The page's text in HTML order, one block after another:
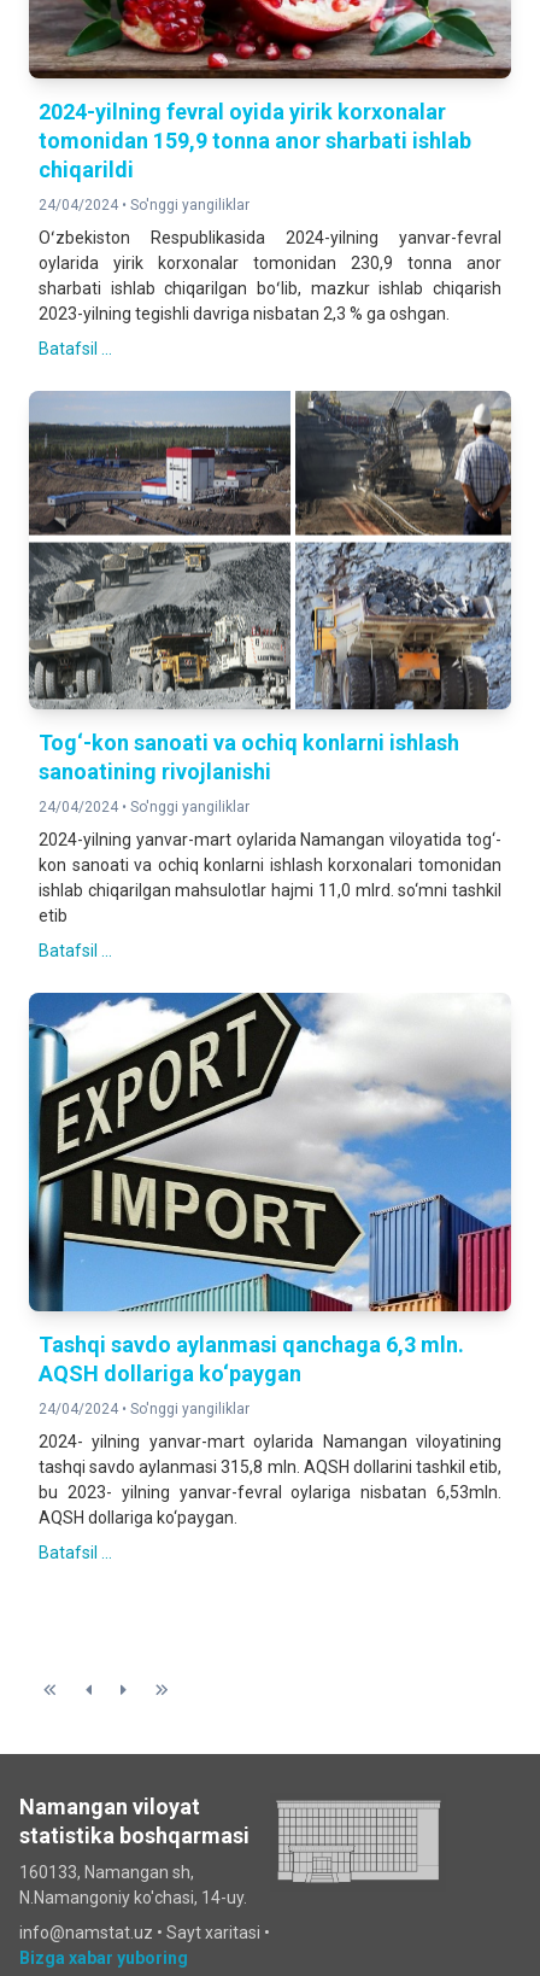
2024-yilning fevral oyida yirik korxonalar
tomonidan 159,9 tonna anor sharbati ishlab
chiqarildi
24/04/2024 • So'nggi yangiliklar
Oʻzbekiston Respublikasida 2024-yilning yanvar-fevral
oylarida yirik korxonalar tomonidan 230,9 tonna anor
sharbati ishlab chiqarilgan boʻlib, mazkur ishlab chiqarish
2023-yilning tegishli davriga nisbatan 2,3 % ga oshgan.
Batafsil ...
Tog‘-kon sanoati va ochiq konlarni ishlash
sanoatining rivojlanishi
24/04/2024 • So'nggi yangiliklar
2024-yilning yanvar-mart oylarida Namangan viloyatida tog‘-
kon sanoati va ochiq konlarni ishlash korxonalari tomonidan
ishlab chiqarilgan mahsulotlar hajmi 11,0 mlrd. so‘mni tashkil
etib
Batafsil ...
Tashqi savdo aylanmasi qanchaga 6,3 mln.
AQSH dollariga ko‘paygan
24/04/2024 • So'nggi yangiliklar
2024- yilning yanvar-mart oylarida Namangan viloyatining
tashqi savdo aylanmasi 315,8 mln. AQSH dollarini tashkil etib,
bu 2023- yilning yanvar-fevral oylariga nisbatan 6,53mln.
AQSH dollariga ko‘paygan.
Batafsil ...
Namangan viloyat
statistika boshqarmasi
160133, Namangan sh,
N.Namangoniy ko'chasi, 14-uy.
info@namstat.uz • Sayt xaritasi •
Bizga xabar yuboring